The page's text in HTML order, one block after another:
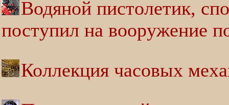
Водяной пистолетик,
поступил на вооружение
Коллекция часовых